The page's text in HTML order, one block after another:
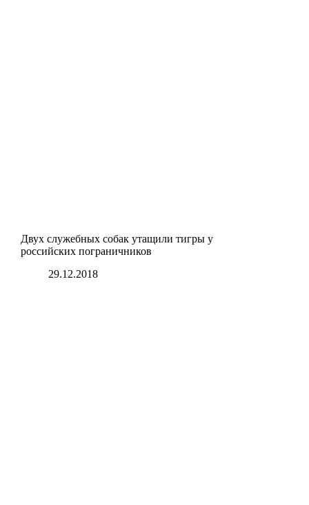
Двух служебных собак утащили тигры у
российских пограничников
29.12.2018